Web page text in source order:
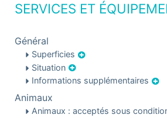
SERVICES ET
Général
Superficies
Situation
Informations supplémentaires
Animaux
Animaux : acceptés sous